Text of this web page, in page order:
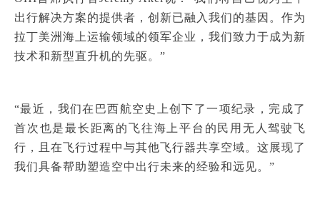
出行解决方案的提供者，创新已融入我们的基因。作为
拉丁美洲海上运输领域的领军企业，我们致力于成为新
技术和新型直升机的先驱。”
“最近，我们在巴西航空史上创下了一项纪录，完成了
首次也是最长距离的飞往海上平台的民用无人驾驶飞
行，且在飞行过程中与其他飞行器共享空域。这展现了
我们具备帮助塑造空中出行未来的经验和远见。”